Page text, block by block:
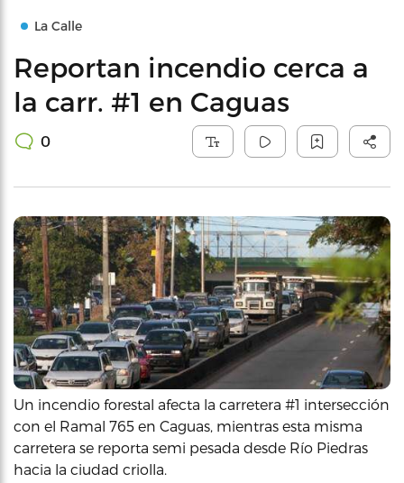
La Calle
Reportan incendio cerca a
la carr. #1 en Caguas
0
Un incendio forestal afecta la carretera #1 intersección
con el Ramal 765 en Caguas, mientras esta misma
carretera se reporta semi pesada desde Río Piedras
hacia la ciudad criolla.